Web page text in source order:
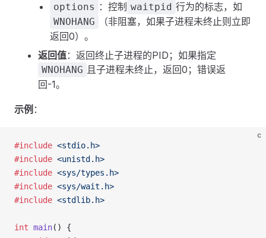
options ：控制 waitpid 行为的标志，如
WNOHANG
（非阻塞，如果子进程未终止则立即
返回0）。
返回值：返回终止子进程的PID；如果指定
WNOHANG 且子进程未终止，返回0；错误返
回-1。
示例 ：
c
#include <stdio.h>
#include <unistd.h>
#include <sys/types.h>
#include <sys/wait.h>
#include <stdlib.h>
int main() {